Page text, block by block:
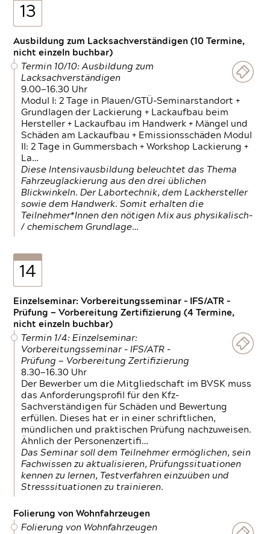
13
Ausbildung zum Lacksachverständigen (10 Termine,
nicht einzeln buchbar)
Termin 10/10: Ausbildung zum
Lacksachverständigen
9.00—16.30 Uhr
Modul I: 2 Tage in Plauen/GTÜ-Seminarstandort +
Grundlagen der Lackierung + Lackaufbau beim
Hersteller + Lackaufbau im Handwerk + Mängel und
Schäden am Lackaufbau + Emissionsschäden Modul
II: 2 Tage in Gummersbach + Workshop Lackierung +
La…
Diese Intensivausbildung beleuchtet das Thema
Fahrzeuglackierung aus den drei üblichen
Blickwinkeln. Der Labortechnik, dem Lackhersteller
sowie dem Handwerk. Somit erhalten die
Teilnehmer*Innen den nötigen Mix aus physikalisch-
/ chemischem Grundlage…
14
Einzelseminar: Vorbereitungsseminar - IFS/ATR -
Prüfung — Vorbereitung Zertifizierung (4 Termine,
nicht einzeln buchbar)
Termin 1/4: Einzelseminar:
Vorbereitungsseminar - IFS/ATR -
Prüfung — Vorbereitung Zertifizierung
8.30—16.30 Uhr
Der Bewerber um die Mitgliedschaft im BVSK muss
das Anforderungsprofil für den Kfz-
Sachverständigen für Schäden und Bewertung
erfüllen. Dieses hat er in einer schriftlichen,
mündlichen und praktischen Prüfung nachzuweisen.
Ähnlich der Personenzertifi…
Das Seminar soll dem Teilnehmer ermöglichen, sein
Fachwissen zu aktualisieren, Prüfungssituationen
kennen zu lernen, Testverfahren einzuüben und
Stresssituationen zu trainieren.
Folierung von Wohnfahrzeugen
Folierung von Wohnfahrzeugen